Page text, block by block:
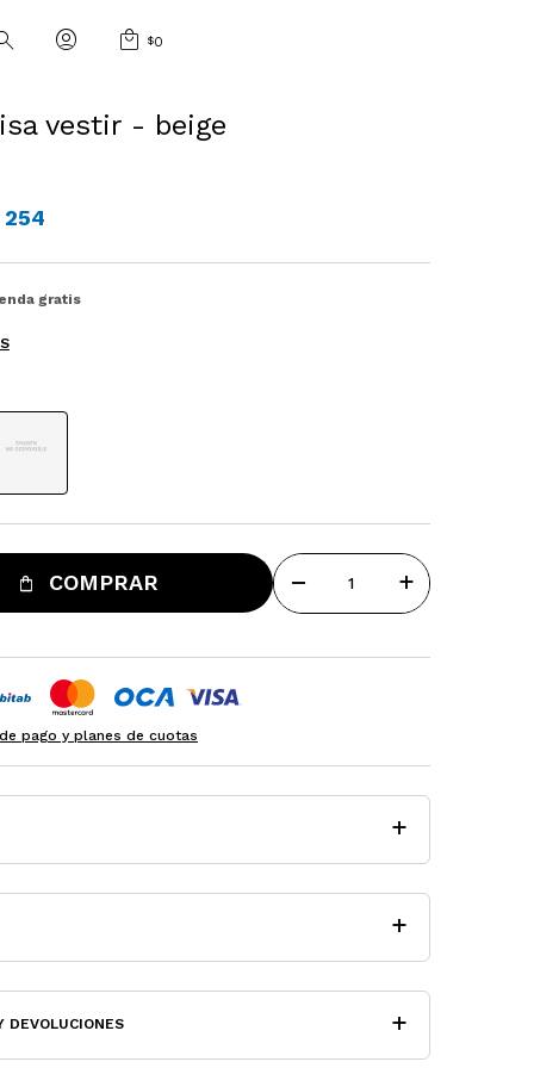
$0
vestir - beige
254
gratis
COMPRAR remove add
pago y planes de cuotas
DEVOLUCIONES